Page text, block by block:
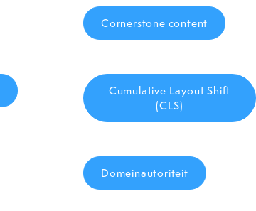
Cornerstone content
Cumulative Layout Shift
(CLS)
Domeinautoriteit